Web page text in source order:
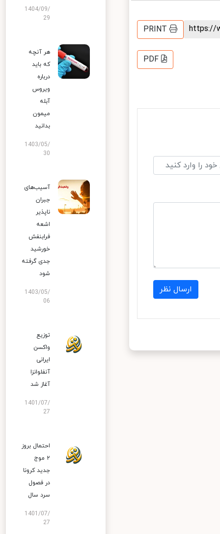
PRINT
PDF
ارسال نظر
1404/09/
29
هر آنچه
که باید
درباره
ویروس
آبله
میمون
بدانید
1403/05/
30
آسیب‌های
جبران
ناپذیر
اشعه
فرابنفش
خورشید
جدی گرفته
شود
1403/05/
06
توزیع
واکسن
ایرانی
آنفلوانزا
آغاز شد
1401/07/
27
احتمال بروز
۲ موج
جدید کرونا
در فصول
سرد سال
1401/07/
27